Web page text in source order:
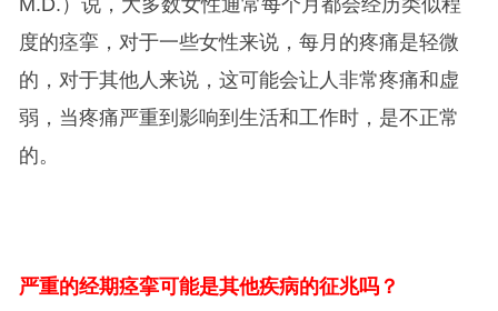
度的痉挛，对于一些女性来说，每月的疼痛是轻微
的，对于其他人来说，这可能会让人非常疼痛和虚
弱，当疼痛严重到影响到生活和工作时，是不正常
的。
严重的经期痉挛可能是其他疾病的征兆吗？